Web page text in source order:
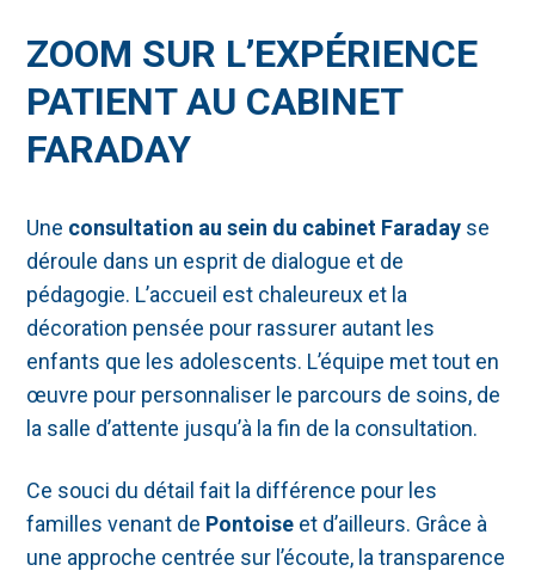
ZOOM SUR L’EXPÉRIENCE
PATIENT AU CABINET
FARADAY
Une consultation au sein du cabinet Faraday se
déroule dans un esprit de dialogue et de
pédagogie. L’accueil est chaleureux et la
décoration pensée pour rassurer autant les
enfants que les adolescents. L’équipe met tout en
œuvre pour personnaliser le parcours de soins, de
la salle d’attente jusqu’à la fin de la consultation.
Ce souci du détail fait la différence pour les
familles venant de Pontoise et d’ailleurs. Grâce à
une approche centrée sur l’écoute, la transparence